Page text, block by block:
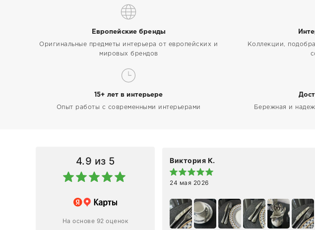
Европейские бренды
Оригинальные предметы интерьера от европейских и
мировых брендов
Коллекции,
15+ лет в интерьере
Опыт работы с современными интерьерами Бережная и
4.9 из 5
На основе 92 оценок
магазину за оперативную
приехал ко мне целым и
Виктория К.
24 мая 2026